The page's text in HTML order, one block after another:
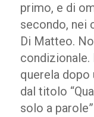
primo, e di
secondo, nei
Di Matteo.
querela
dal titolo
solo a